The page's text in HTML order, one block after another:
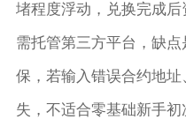
堵程度浮动，兑换完成
需托管第三方平台，缺
保，若输入错误合约地
失，不适合零基础新手初